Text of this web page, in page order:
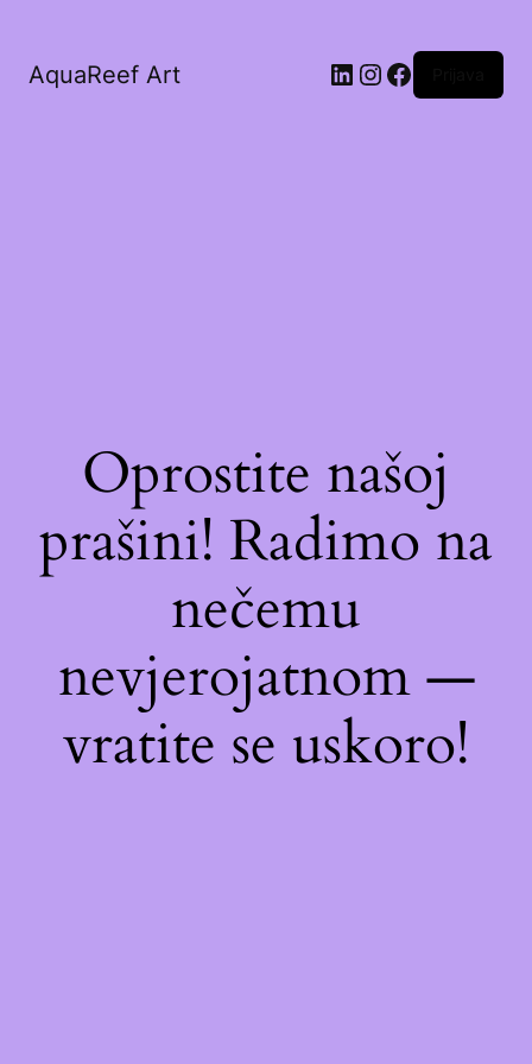
AquaReef Art
Oprostite našoj
prašini! Radimo na
nečemu
nevjerojatnom —
vratite se uskoro!